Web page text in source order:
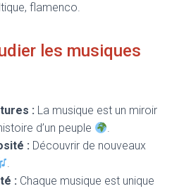
flamenco.
les musiques
: La musique est un miroir
d’un peuple
.
: Découvrir de nouveaux
.
: Chaque musique est unique